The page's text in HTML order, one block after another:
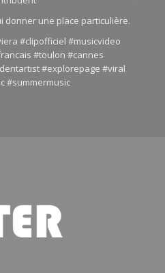
donner une place particulière.
#clipofficiel #musicvideo
#toulon #cannes
#explorepage #viral
#summermusic